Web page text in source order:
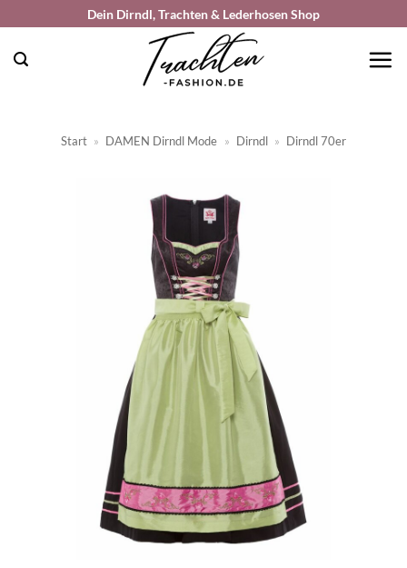
springen
Dein Dirndl, Trachten & Lederhosen Shop
Start » DAMEN Dirndl Mode » Dirndl » Dirndl 70er